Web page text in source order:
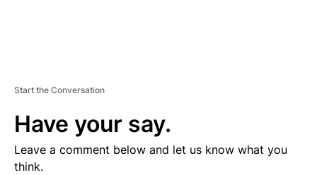
Start the Conversation
Have your say.
Leave a comment below and let us know what you
think.